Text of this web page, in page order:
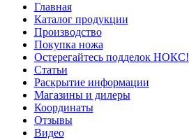
Главная
Каталог продукции
Производство
Покупка ножа
Остерегайтесь подделок НОКС!
Статьи
Раскрытие информации
Магазины и дилеры
Координаты
Отзывы
Видео